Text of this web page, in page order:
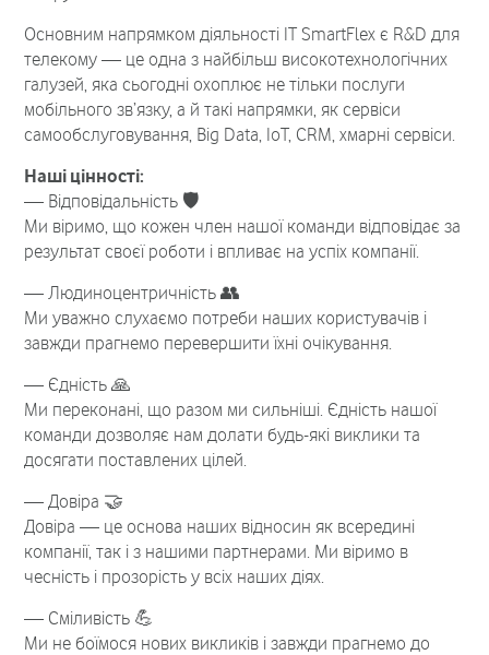
Основним напрямком діяльності IT SmartFlex є R&D для
телекому — це одна з найбільш високотехнологічних
галузей, яка сьогодні охоплює не тільки послуги
мобільного зв’язку, а й такі напрямки, як сервіси
самообслуговування, Вig Data, IoT, CRM, хмарні сервіси.
Наші цінності:
— Відповідальність 🛡️
Ми віримо, що кожен член нашої команди відповідає за
результат своєї роботи і впливає на успіх компанії.
— Людиноцентричність 👥
Ми уважно слухаємо потреби наших користувачів і
завжди прагнемо перевершити їхні очікування.
— Єдність 🙏
Ми переконані, що разом ми сильніші. Єдність нашої
команди дозволяє нам долати будь-які виклики та
досягати поставлених цілей.
— Довіра 🤝
Довіра — це основа наших відносин як всередині
компанії, так і з нашими партнерами. Ми віримо в
чесність і прозорість у всіх наших діях.
— Сміливість 💪
Ми не боїмося нових викликів і завжди прагнемо до